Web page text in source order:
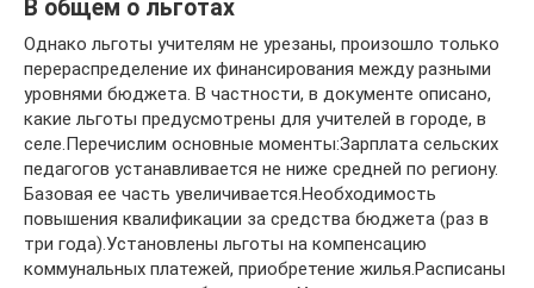
В общем о льготах
Однако льготы учителям не урезаны, произошло только
перераспределение их финансирования между разными
уровнями бюджета. В частности, в документе описано,
какие льготы предусмотрены для учителей в городе, в
селе.Перечислим основные моменты:Зарплата сельских
педагогов устанавливается не ниже средней по региону.
Базовая ее часть увеличивается.Необходимость
повышения квалификации за средства бюджета (раз в
три года).Установлены льготы на компенсацию
коммунальных платежей, приобретение жилья.Расписаны